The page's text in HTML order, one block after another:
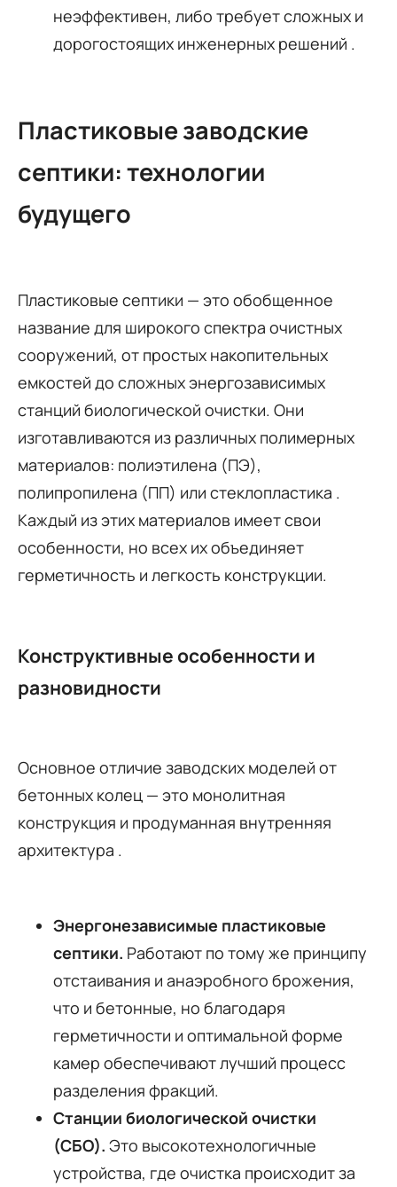
неэффективен, либо требует сложных и
дорогостоящих инженерных решений .
Пластиковые заводские
септики: технологии
будущего
Пластиковые септики — это обобщенное
название для широкого спектра очистных
сооружений, от простых накопительных
емкостей до сложных энергозависимых
станций биологической очистки. Они
изготавливаются из различных полимерных
материалов: полиэтилена (ПЭ),
полипропилена (ПП) или стеклопластика .
Каждый из этих материалов имеет свои
особенности, но всех их объединяет
герметичность и легкость конструкции.
Конструктивные особенности и
разновидности
Основное отличие заводских моделей от
бетонных колец — это монолитная
конструкция и продуманная внутренняя
архитектура .
Энергонезависимые пластиковые
септики. Работают по тому же принципу
отстаивания и анаэробного брожения,
что и бетонные, но благодаря
герметичности и оптимальной форме
камер обеспечивают лучший процесс
разделения фракций.
Станции биологической очистки
(СБО). Это высокотехнологичные
устройства, где очистка происходит за